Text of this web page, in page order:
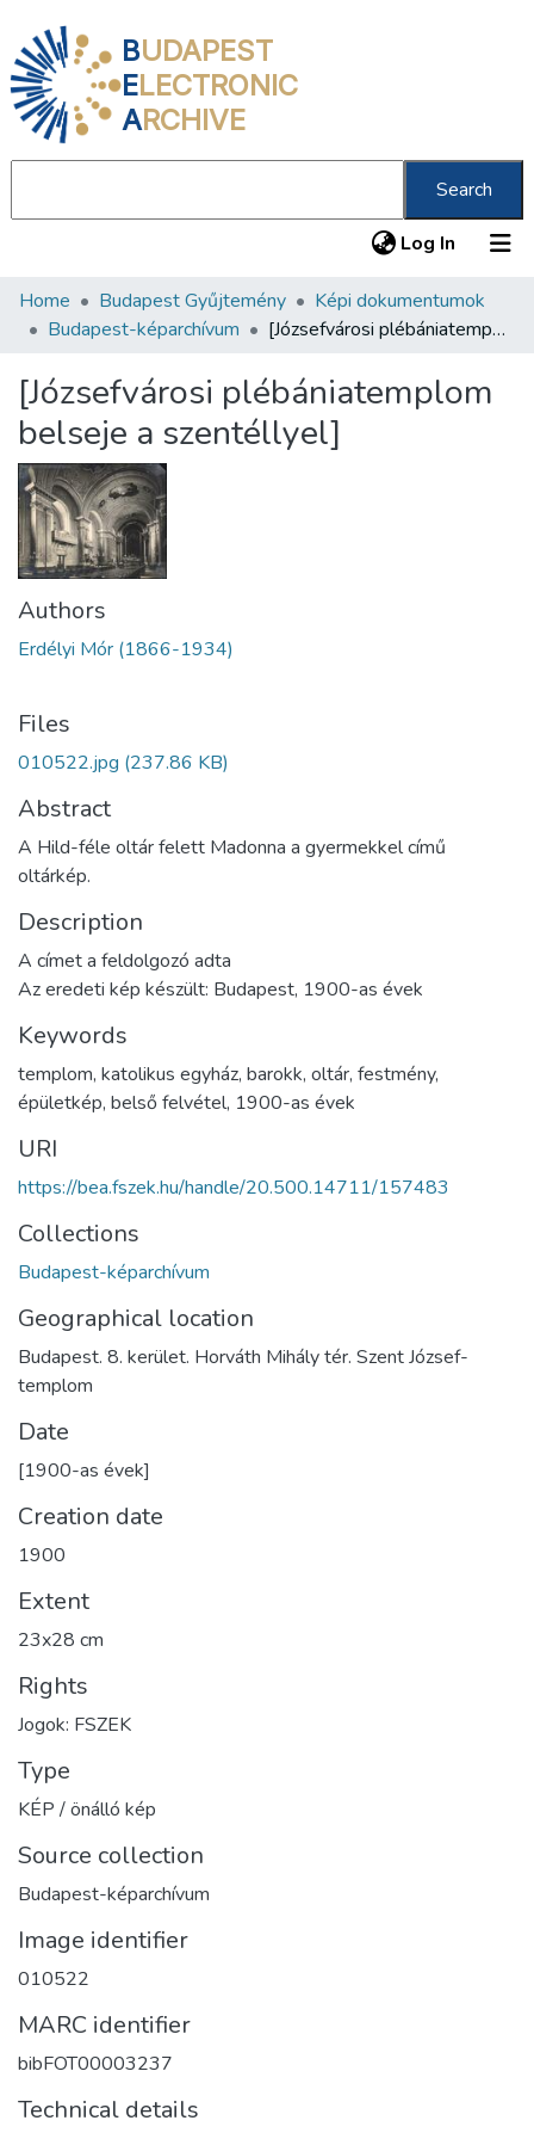
BUDAPEST
ELECTRONIC
ARCHIVE
Search
Log In (current)
Communities & Collections
Statistics
About us
Home Budapest Gyűjtemény
Képi dokumentumok
Budapest-képarchívum
[Józsefvárosi plébániatemplom belseje a szentéllyel]
[Józsefvárosi plébániatemplom
belseje a szentéllyel]
Authors
Erdélyi Mór (1866-1934)
Files
010522.jpg (237.86 KB)
Abstract
A Hild-féle oltár felett Madonna a gyermekkel című
oltárkép.
Description
A címet a feldolgozó adta
Az eredeti kép készült: Budapest, 1900-as évek
Keywords
templom, katolikus egyház, barokk, oltár, festmény,
épületkép, belső felvétel, 1900-as évek
URI
https://bea.fszek.hu/handle/20.500.14711/157483
Collections
Budapest-képarchívum
Geographical location
Budapest. 8. kerület. Horváth Mihály tér. Szent József-
templom
Date
[1900-as évek]
Creation date
1900
Extent
23x28 cm
Rights
Jogok: FSZEK
Type
KÉP / önálló kép
Source collection
Budapest-képarchívum
Image identifier
010522
MARC identifier
bibFOT00003237
Technical details